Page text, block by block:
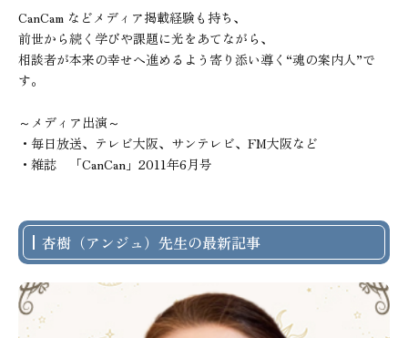
CanCam などメディア掲載経験も持ち、
前世から続く学びや課題に光をあてながら、
相談者が本来の幸せへ進めるよう寄り添い導く“魂の案内人”で
す。
～メディア出演～
・毎日放送、テレビ大阪、サンテレビ、FM大阪など
・雑誌　「CanCan」2011年6月号
杏樹（アンジュ）先生の最新記事